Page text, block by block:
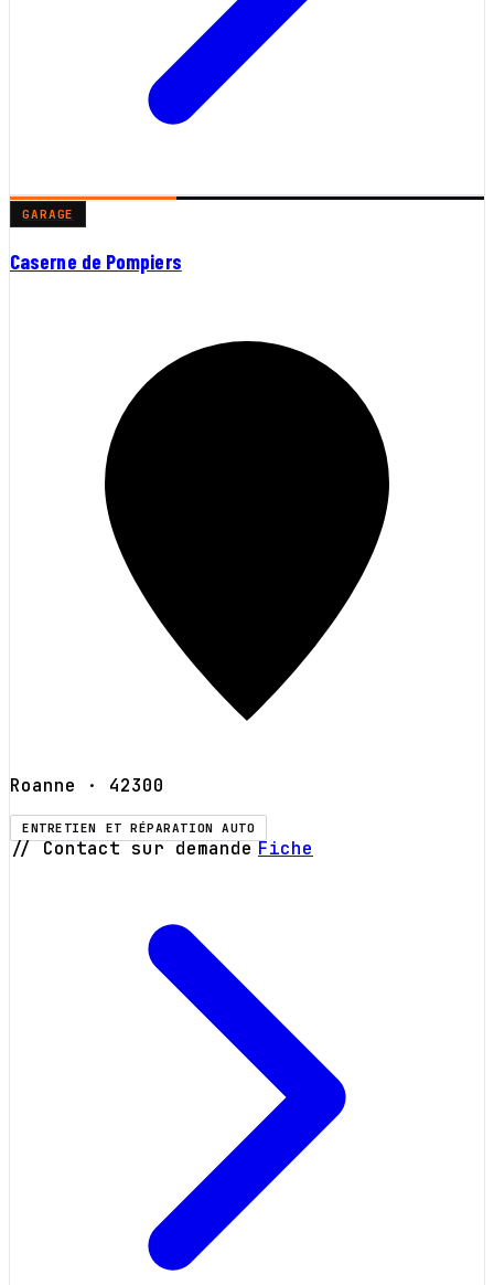
GARAGE
Caserne de Pompiers
Roanne · 42300
ENTRETIEN ET RÉPARATION AUTO
// Contact sur demande Fiche